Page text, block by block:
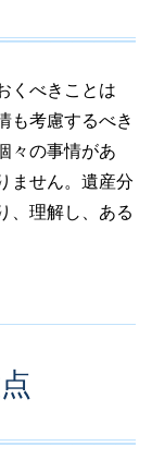
くべきことは
も考慮するべき
々の事情があ
ません。遺産分
、理解し、ある